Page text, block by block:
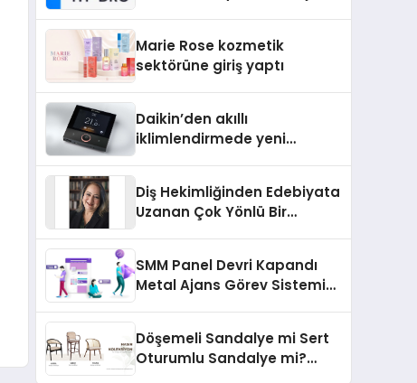
Aldı
Marie Rose kozmetik
sektörüne giriş yaptı
Daikin’den akıllı
iklimlendirmede yeni
Diş Hekimliğinden Edebiyata
Uzanan Çok Yönlü Bir
SMM Panel Devri Kapandı
Metal Ajans Görev Sistemi
Döşemeli Sandalye mi Sert
Oturumlu Sandalye mi?